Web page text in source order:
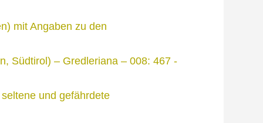
mit Angaben zu den
Südtirol) – Gredleriana – 008: 467 -
und gefährdete